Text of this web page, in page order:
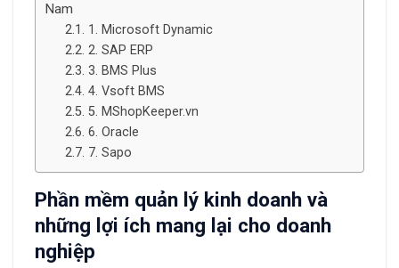
Nam
1. Microsoft Dynamic
2. SAP ERP
3. BMS Plus
4. Vsoft BMS
5. MShopKeeper.vn
6. Oracle
7. Sapo
Phần mềm quản lý kinh doanh và
những lợi ích mang lại cho doanh
nghiệp